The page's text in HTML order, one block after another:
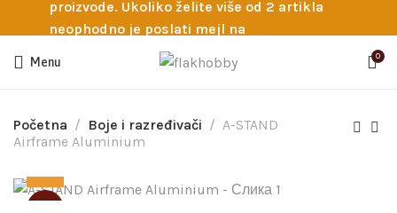
proizvode. Ukoliko želite više od 2 artikla
neophodno je poslati mejl na
info@flakhobby.com sa preciznim šiframa
proizvoda. Svakako nas možete pozvati
potrebna pomoć oko odabira.
Menu 0
Početna Boje i razređivači
A-STAND
Airframe Aluminium